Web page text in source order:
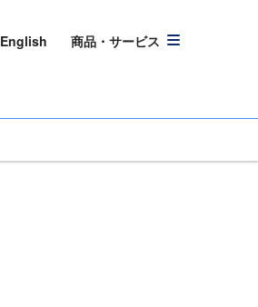
English 商品・サービス